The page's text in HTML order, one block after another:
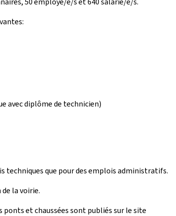
avec diplôme de technicien)
techniques que pour des emplois administratifs.
la voirie.
et chaussées sont publiés sur le site